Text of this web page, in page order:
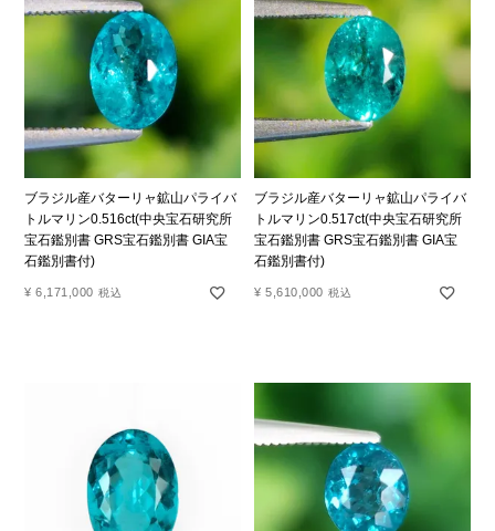
ブラジル産バターリャ鉱山パライバ
トルマリン0.516ct(中央宝石研究所
宝石鑑別書 GRS宝石鑑別書 GIA宝
石鑑別書付)
¥ 6,171,000 税込
ブラジル産バターリャ鉱山パライバ
トルマリン0.517ct(中央宝石研究所
宝石鑑別書 GRS宝石鑑別書 GIA宝
石鑑別書付)
¥ 5,610,000 税込